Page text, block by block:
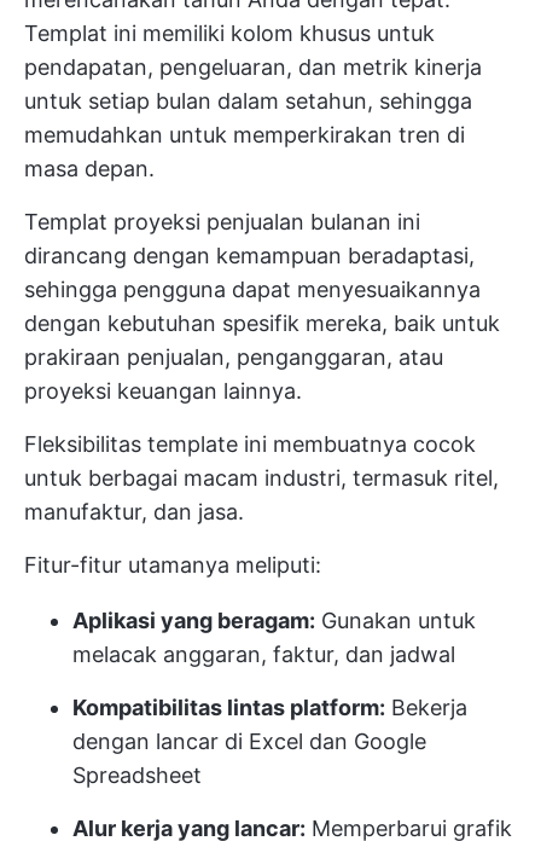
Templat ini memiliki kolom khusus untuk
pendapatan, pengeluaran, dan metrik kinerja
untuk setiap bulan dalam setahun, sehingga
memudahkan untuk memperkirakan tren di
masa depan.
Templat proyeksi penjualan bulanan ini
dirancang dengan kemampuan beradaptasi,
sehingga pengguna dapat menyesuaikannya
dengan kebutuhan spesifik mereka, baik untuk
prakiraan penjualan, penganggaran, atau
proyeksi keuangan lainnya.
Fleksibilitas template ini membuatnya cocok
untuk berbagai macam industri, termasuk ritel,
manufaktur, dan jasa.
Fitur-fitur utamanya meliputi:
Aplikasi yang beragam: Gunakan untuk
melacak anggaran, faktur, dan jadwal
Kompatibilitas lintas platform: Bekerja
dengan lancar di Excel dan Google
Spreadsheet
Alur kerja yang lancar: Memperbarui grafik